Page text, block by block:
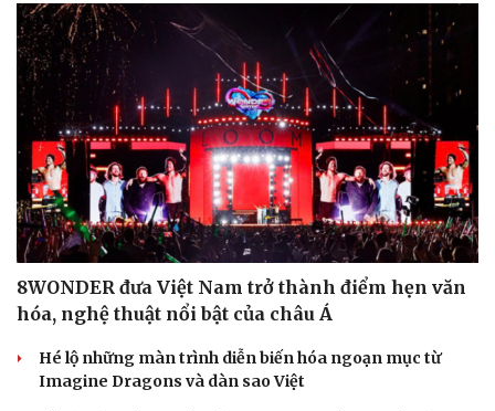
Du lịch
Tư vấn
Săn Tour
check-in
Podcast
Câu chuyện thời sự
Đọc truyện đêm khuya
Cửa sổ tình yêu
Kể chuyện cho bé
8WONDER đưa Việt Nam trở thành điểm hẹn văn
hóa, nghệ thuật nổi bật của châu Á
Hé lộ những màn trình diễn biến hóa ngoạn mục từ
Imagine Dragons và dàn sao Việt